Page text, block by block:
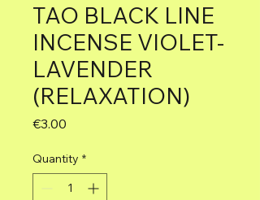
TAO BLACK LINE
INCENSE VIOLET-
LAVENDER
(RELAXATION)
€3.00
Quantity *